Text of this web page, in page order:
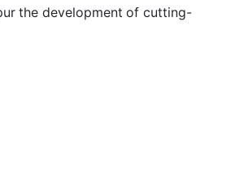
the development of cutting-